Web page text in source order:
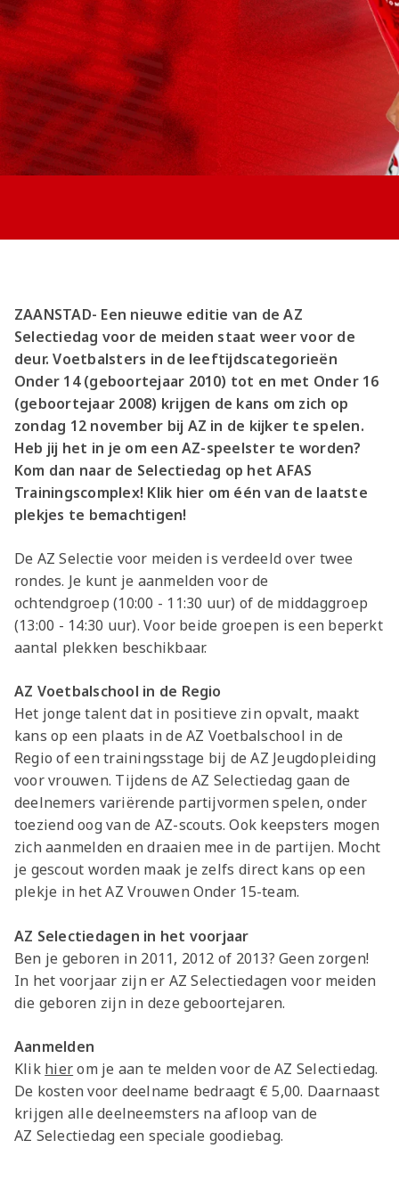
Jong AZ
Seizoenkaart
ZAANSTAD- Een nieuwe editie van de AZ
Selectiedag voor de meiden staat weer voor de
deur. Voetbalsters in de leeftijdscategorieën
Onder 14 (geboortejaar 2010) tot en met Onder 16
(geboortejaar 2008) krijgen de kans om zich op
zondag 12 november bij AZ in de kijker te spelen.
Heb jij het in je om een AZ-speelster te worden?
Kom dan naar de Selectiedag op het AFAS
Trainingscomplex! Klik hier om één van de laatste
plekjes te bemachtigen!
De AZ Selectie voor meiden is verdeeld over twee
rondes. Je kunt je aanmelden voor de
ochtendgroep (10:00 - 11:30 uur) of de middaggroep
(13:00 - 14:30 uur). Voor beide groepen is een beperkt
aantal plekken beschikbaar.
AZ Voetbalschool in de Regio
Het jonge talent dat in positieve zin opvalt, maakt
kans op een plaats in de AZ Voetbalschool in de
Regio of een trainingsstage bij de AZ Jeugdopleiding
voor vrouwen. Tijdens de AZ Selectiedag gaan de
deelnemers variërende partijvormen spelen, onder
toeziend oog van de AZ-scouts. Ook keepsters mogen
zich aanmelden en draaien mee in de partijen. Mocht
je gescout worden maak je zelfs direct kans op een
plekje in het AZ Vrouwen Onder 15-team.
AZ Selectiedagen in het voorjaar
Ben je geboren in 2011, 2012 of 2013? Geen zorgen!
In het voorjaar zijn er AZ Selectiedagen voor meiden
die geboren zijn in deze geboortejaren.
Aanmelden
Klik hierom je aan te melden voor de AZ Selectiedag.
De kosten voor deelname bedraagt € 5,00. Daarnaast
krijgen alle deelneemsters na afloop van de
AZ Selectiedag een speciale goodiebag.